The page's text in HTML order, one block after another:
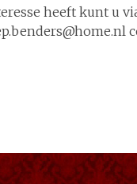
heeft kunt u